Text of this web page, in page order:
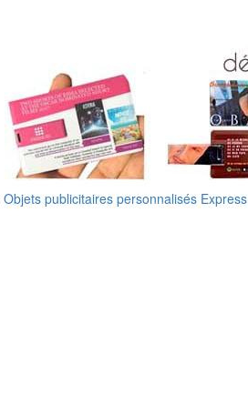
Objets publicitaires personnalisés Express